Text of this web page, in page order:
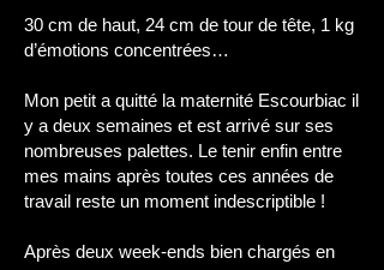
30 cm de haut, 24 cm de tour de tête, 1 kg
d’émotions concentrées…
Mon petit a quitté la maternité Escourbiac il
y a deux semaines et est arrivé sur ses
nombreuses palettes. Le tenir enfin entre
mes mains après toutes ces années de
travail reste un moment indescriptible !
Après deux week-ends bien chargés en